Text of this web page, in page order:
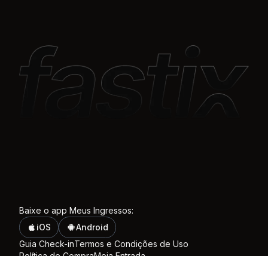
Baixe o app Meus Ingressos:
iOS
Android
Guia Check-inTermos e Condições de Uso